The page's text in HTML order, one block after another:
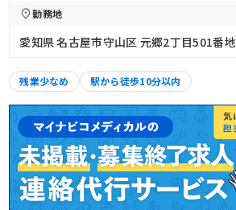
勤務地
愛知県 名古屋市守山区 元郷2丁目501番地
残業少なめ 駅から徒歩10分以内